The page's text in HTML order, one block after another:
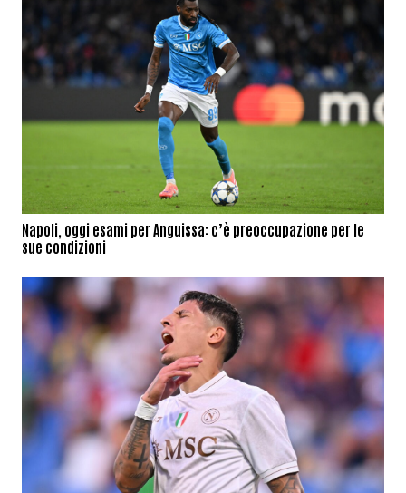
Napoli, oggi esami per Anguissa: c’è preoccupazione per le
sue condizioni